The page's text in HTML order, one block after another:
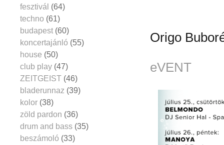
Origo
eVENT
fesztivál (64)
techno (61)
budapest (60)
koncertajánló (55)
house (50)
club play (47)
ZEITGEIST (46)
bladerunnaz (39)
kolor (38)
zöld pardon (36)
drum and bass (35)
beszámoló (33)